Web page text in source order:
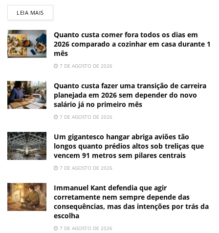
LEIA MAIS
Quanto custa comer fora todos os dias em
2026 comparado a cozinhar em casa durante 1
mês
7 DE AGOSTO DE 2026
Quanto custa fazer uma transição de carreira
planejada em 2026 sem depender do novo
salário já no primeiro mês
7 DE AGOSTO DE 2026
Um gigantesco hangar abriga aviões tão
longos quanto prédios altos sob treliças que
vencem 91 metros sem pilares centrais
7 DE AGOSTO DE 2026
Immanuel Kant defendia que agir
corretamente nem sempre depende das
consequências, mas das intenções por trás da
escolha
7 DE AGOSTO DE 2026